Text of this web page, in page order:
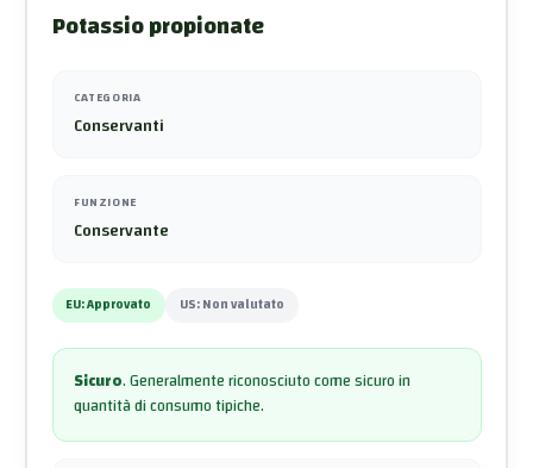
Potassio propionate
CATEGORIA
Conservanti
FUNZIONE
Conservante
EU:Approvato US:Non valutato
Sicuro.Generalmente riconosciuto come sicuro in
quantità di consumo tipiche.